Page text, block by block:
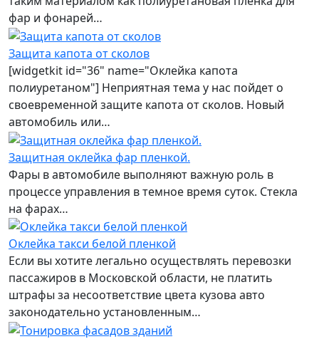
фар и фонарей…
Защита капота от сколов
[widgetkit id="36" name="Оклейка капота
полиуретаном"] Неприятная тема у нас пойдет о
своевременной защите капота от сколов. Новый
автомобиль или…
Защитная оклейка фар пленкой.
Фары в автомобиле выполняют важную роль в
процессе управления в темное время суток. Стекла
на фарах…
Оклейка такси белой пленкой
Если вы хотите легально осуществлять перевозки
пассажиров в Московской области, не платить
штрафы за несоответствие цвета кузова авто
законодательно установленным…